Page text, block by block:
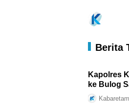
Berita
Kapolres
ke Bulog
Kabaretam